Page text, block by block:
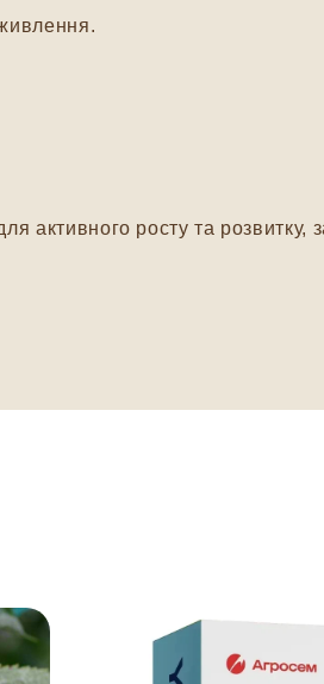
активного росту та розвитку,